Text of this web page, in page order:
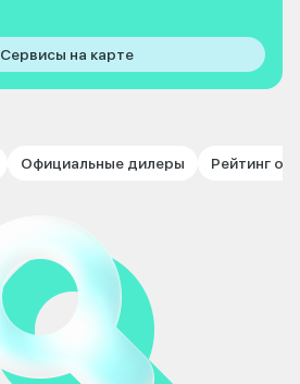
Сервисы на карте
Официальные дилеры Рейтинг